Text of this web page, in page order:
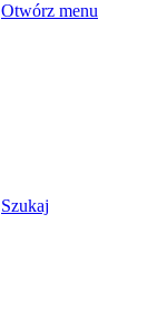
Otwórz menu
Szukaj